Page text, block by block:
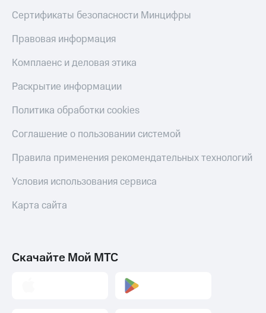
Сертификаты безопасности Минцифры
Правовая информация
Комплаенс и деловая этика
Раскрытие информации
Политика обработки cookies
Соглашение о пользовании системой
Правила применения рекомендательных технологий
Условия использования сервиса
Карта сайта
Скачайте Мой МТС